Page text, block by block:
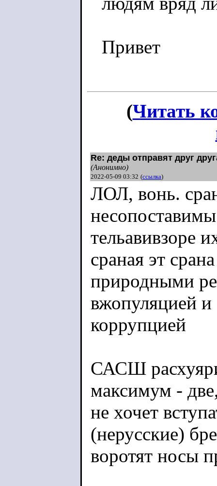
Привет
(Читать
Re: деды отправят друг
(Анонимно)
2022-05-09 03:32 (ссылка)
ЛОЛ, вонь.
тельавивзоре
сраная эт
природными
вжопуляцией
коррупцией
САСШ
максимум -
не хочет
(нерусские)
воротят носы